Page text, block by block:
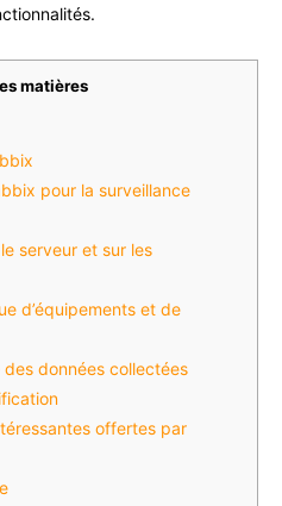
matières
pour la surveillance
serveur et sur les
d’équipements et de
données collectées
offertes par